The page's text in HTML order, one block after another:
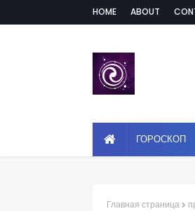
HOME ABOUT
ГОРОСКОП
Главная страница